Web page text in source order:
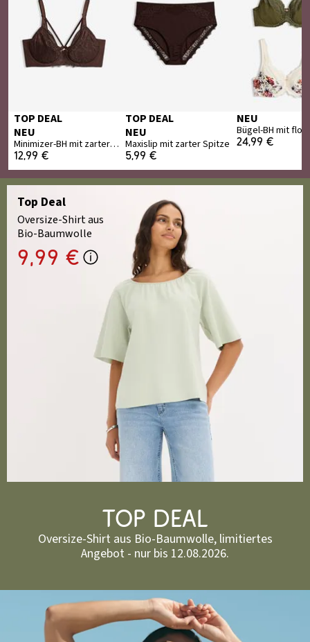
TOP DEAL
NEU
Minimizer-BH mit zarter Spitze
12,99 €
TOP DEAL
NEU
Maxislip mit zarter Spitze
5,99 €
NEU
24,99 €
Top Deal
Oversize-Shirt aus
Bio-Baumwolle
9,99 €
TOP DEAL
Oversize-Shirt aus Bio-Baumwolle, limitiertes
Angebot - nur bis 12.08.2026.